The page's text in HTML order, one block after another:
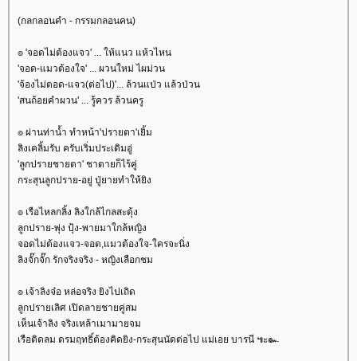
(กลกลอนคำ - กรรมกลอนคน)
๏ 'จอดไม่ต้องแจว' ... ให้แนว แห้วไหน
'จอด-แมวต้องใจ' ... ผวนใหม่ ไผม่วน
'จ้องไม่ตอด-แจว(ต่อไป)'... ล้วนแป่ว แล้วป่วน
'สนถ้อยคำผวน' ... รู้ควร ล้วนครู
๏ ผ่านท่าน้ำ ทำหน้า'ปรายตา'เยิ้ม
ลิงเคลิ้มรับ ครับเริ่มประเดิมอู่
'ลูกปรายชายตา' ชาตายก็ไร้คู่
กระสุนลูกปราย-อยู่ ปู่ยายทำให้ยิง
๏ เรือไหลกลิ้ง ลิงใกล้ไกลสะดุ้ง
ลูกปราย-พุ่ง ปุ้ง-พายมาใกล้หญิง
จอดไม่ต้องแจว-จอด,แมวต้องใจ-ใครจะนิ่ง
ลิงจั๊กจั๊ก รักจริงจริง - หญิงเลือกชม
๏ เจ้าลิงจ๋อ หล่อจริง ยิงไปเถิด
ลูกปรายเลิศ เปิดลายชายคู่สม
เห็นเจ้าลิง จริงเหล้าเมามายจม
เรือติดลม ตรมฤทธิ์ต้องคิดยิง-กระสุนนัดต่อไป แม่เอย บารนี ๚ะ๛